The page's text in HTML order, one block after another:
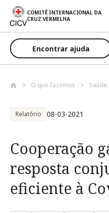
Passar para o conteúdo principal
COMITÊ INTERNACIONAL DA
CRUZ VERMELHA
Encontrar ajuda
O que fazemos Saúde
Relatório 08-03-2021
Cooperação
resposta
eficiente à